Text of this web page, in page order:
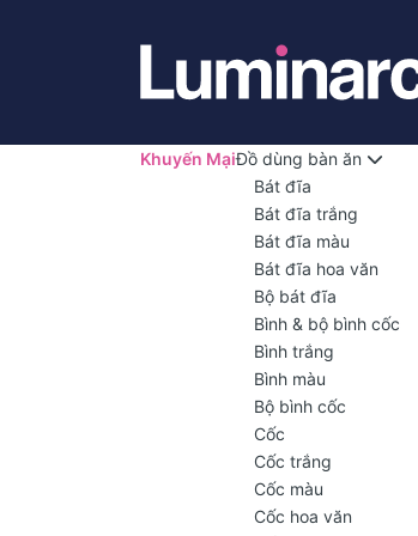
Khuyến MạiĐồ dùng bàn ăn
Bát đĩa
Bát đĩa trắng
Bát đĩa màu
Bát đĩa hoa văn
Bộ bát đĩa
Bình & bộ bình cốc
Bình trắng
Bình màu
Bộ bình cốc
Cốc
Cốc trắng
Cốc màu
Cốc hoa văn